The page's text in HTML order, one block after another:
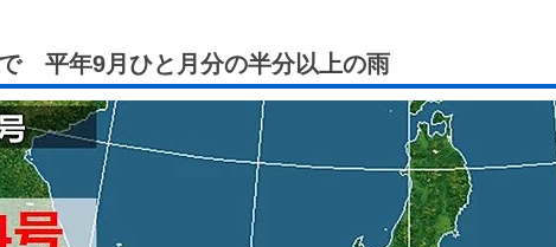
平年9月ひと月分の半分以上の雨